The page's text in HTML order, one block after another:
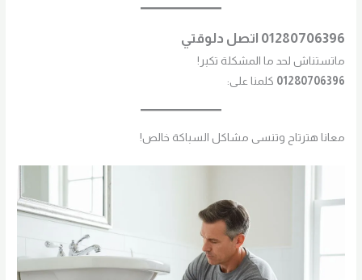
01280706396 اتصل دلوقتي
ماتستناش لحد ما المشكلة تكبر!
01280706396 كلمنا على:
معانا هترتاح وتنسى مشاكل السباكة خالص!